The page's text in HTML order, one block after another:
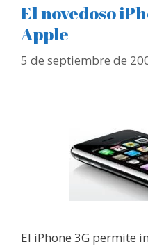
El novedoso
Apple
5 de septiembre de
El iPhone 3G permite